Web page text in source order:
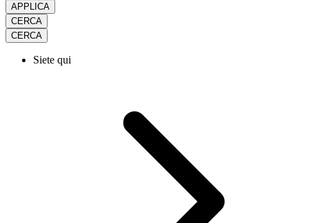
APPLICA
CERCA
CERCA
Siete qui